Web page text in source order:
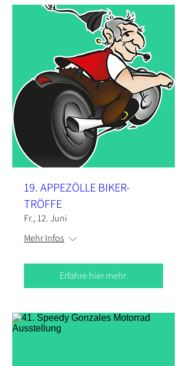
19. APPEZÖLLE BIKER-
TRÖFFE
Fr., 12. Juni
Mehr Infos
Erfahre hier mehr.